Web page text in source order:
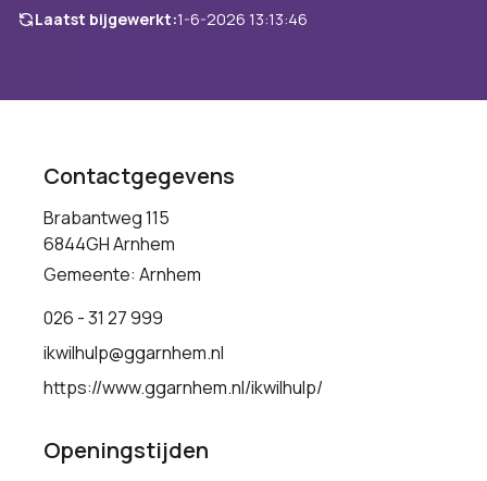
Laatst bijgewerkt:1-6-2026 13:13:46
Contactgegevens
Brabantweg 115
6844GH Arnhem
Gemeente: Arnhem
026 - 31 27 999
ikwilhulp@ggarnhem.nl
https://www.ggarnhem.nl/ikwilhulp/
Openingstijden